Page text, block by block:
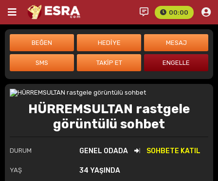
00:00
HÜRREMSULTAN rastgele
görüntülü sohbet
DURUM GENEL ODADA SOHBETE KATIL
YAŞ 34 YAŞINDA